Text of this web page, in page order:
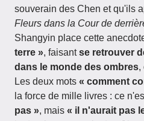
souverain des Chen et qu'ils
Fleurs dans la Cour de
Shangyin place cette
terre », faisantse retrouver
dans le monde des ombres,
Les deux mots « comment
la force de mille livres : ce
pas », mais « il n'aurait pas